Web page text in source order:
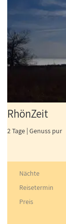
RhönZeit
2 Tage | Genuss pur
Nächte
Reisetermin
Preis